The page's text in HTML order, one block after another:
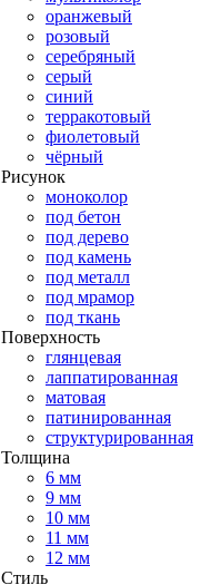
оранжевый
розовый
серебряный
серый
синий
терракотовый
фиолетовый
чёрный
Рисунок
моноколор
под бетон
под дерево
под камень
под металл
под мрамор
под ткань
Поверхность
глянцевая
лаппатированная
матовая
патинированная
структурированная
Толщина
6 мм
9 мм
10 мм
11 мм
12 мм
Стиль